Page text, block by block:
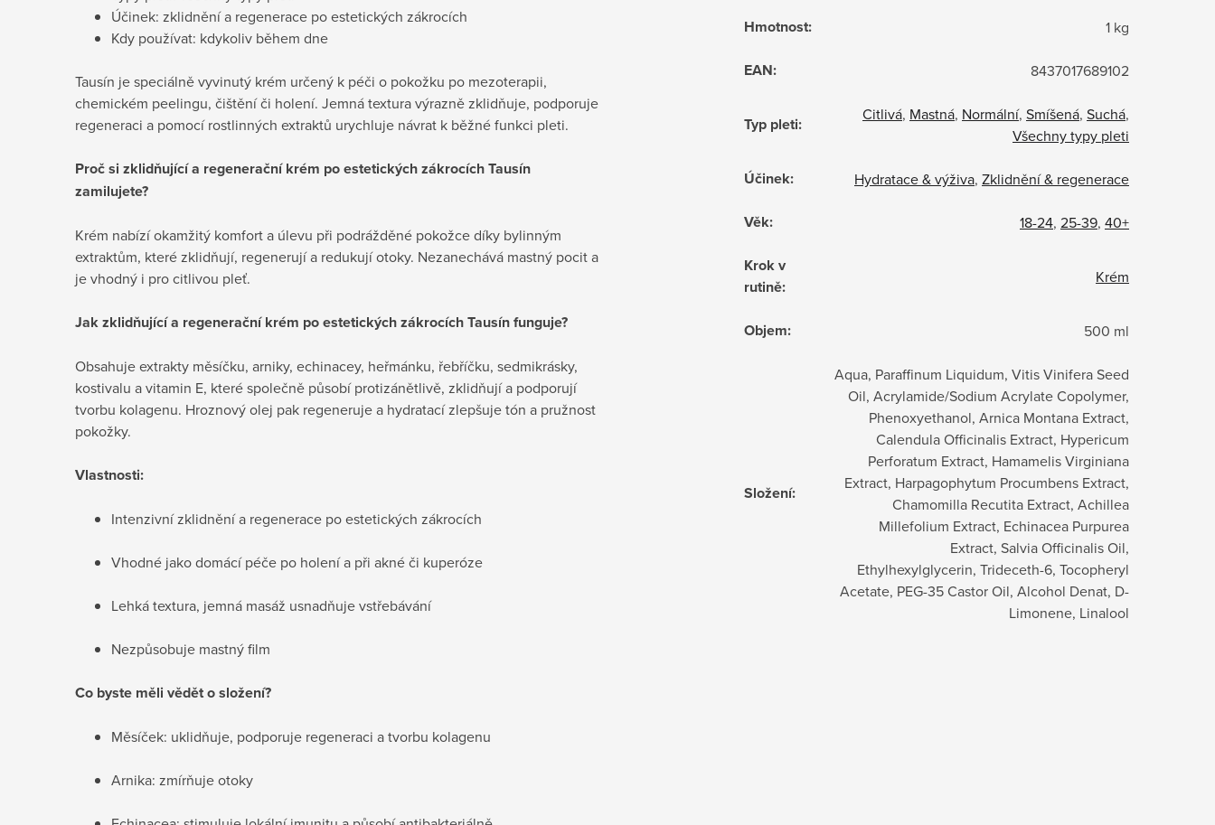
Účinek: zklidnění a regenerace po estetických zákrocích
Kdy používat: kdykoliv během dne
Tausín je speciálně vyvinutý krém určený k péči o pokožku po mezoterapii,
chemickém peelingu, čištění či holení. Jemná textura výrazně zklidňuje, podporuje
regeneraci a pomocí rostlinných extraktů urychluje návrat k běžné funkci pleti.
Proč si zklidňující a regenerační krém po estetických zákrocích Tausín
zamilujete?
Krém nabízí okamžitý komfort a úlevu při podrážděné pokožce díky bylinným
extraktům, které zklidňují, regenerují a redukují otoky. Nezanechává mastný pocit a
je vhodný i pro citlivou pleť.
Jakzklidňující a regenerační krém po estetických zákrocích Tausín funguje?
Obsahuje extrakty měsíčku, arniky, echinacey, heřmánku, řebříčku, sedmikrásky,
kostivalu a vitamin E, které společně působí protizánětlivě, zklidňují a podporují
tvorbu kolagenu. Hroznový olej pak regeneruje a hydratací zlepšuje tón a pružnost
pokožky.
Vlastnosti:
Intenzivní zklidnění a regenerace po estetických zákrocích
Vhodné jako domácí péče po holení a při akné či kuperóze
Lehká textura, jemná masáž usnadňuje vstřebávání
Nezpůsobuje mastný film
Co byste měli vědět o složení?
Měsíček: uklidňuje, podporuje regeneraci a tvorbu kolagenu
Arnika: zmírňuje otoky
Hmotnost: 1 kg
EAN: 8437017689102
Typ pleti: Citlivá, Mastná, Normální, Smíšená, Suchá,
Všechny typy pleti
Účinek: Hydratace & výživa, Zklidnění & regenerace
Věk: 18-24, 25-39, 40+
Krok v
rutině: Krém
Objem: 500 ml
Složení:
Aqua, Paraffinum Liquidum, Vitis Vinifera Seed
Oil, Acrylamide/Sodium Acrylate Copolymer,
Phenoxyethanol, Arnica Montana Extract,
Calendula Officinalis Extract, Hypericum
Perforatum Extract, Hamamelis Virginiana
Extract, Harpagophytum Procumbens Extract,
Chamomilla Recutita Extract, Achillea
Millefolium Extract, Echinacea Purpurea
Extract, Salvia Officinalis Oil,
Ethylhexylglycerin, Trideceth-6, Tocopheryl
Acetate, PEG-35 Castor Oil, Alcohol Denat, D-
Limonene, Linalool